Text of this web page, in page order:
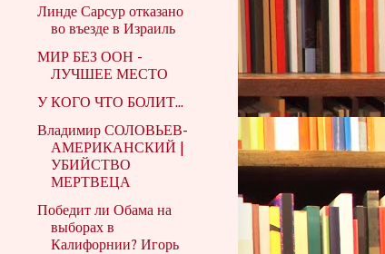
Линде Сарсур отказано
во въезде в Израиль
МИР БЕЗ ООН -
ЛУЧШЕЕ МЕСТО
У КОГО ЧТО БОЛИТ...
Владимир СОЛОВЬЕВ-
АМЕРИКАНСКИЙ |
УБИЙСТВО
МЕРТВЕЦА
Победит ли Обама на
выборах в
Калифорнии? Игорь